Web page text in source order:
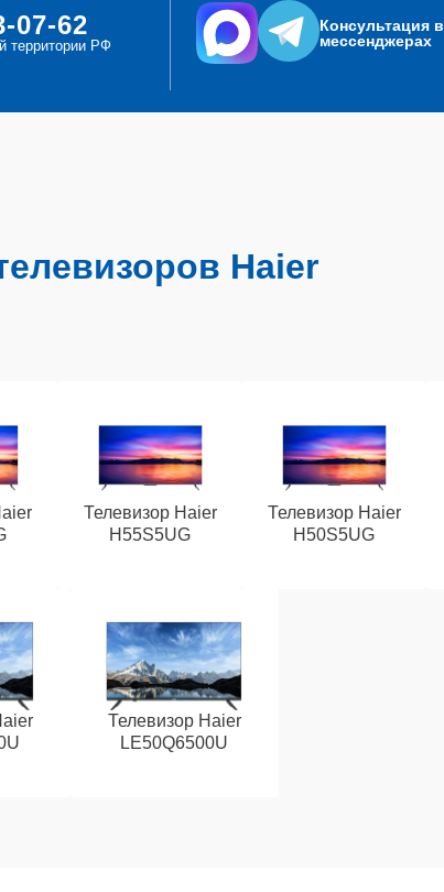
07-62
территории РФ
Консультация в
мессенджерах
Haier
Телевизор Haier
H55S5UG
Телевизор Haier
H50S5UG
Телевизор Haier
LE50Q6500U